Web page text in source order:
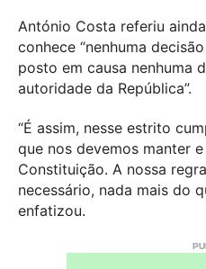
António Costa referiu
conhece “nenhuma
posto em causa nenhuma
autoridade da República”.
“É assim, nesse estrito
que nos devemos manter
Constituição. A nossa
necessário, nada mais do
enfatizou.